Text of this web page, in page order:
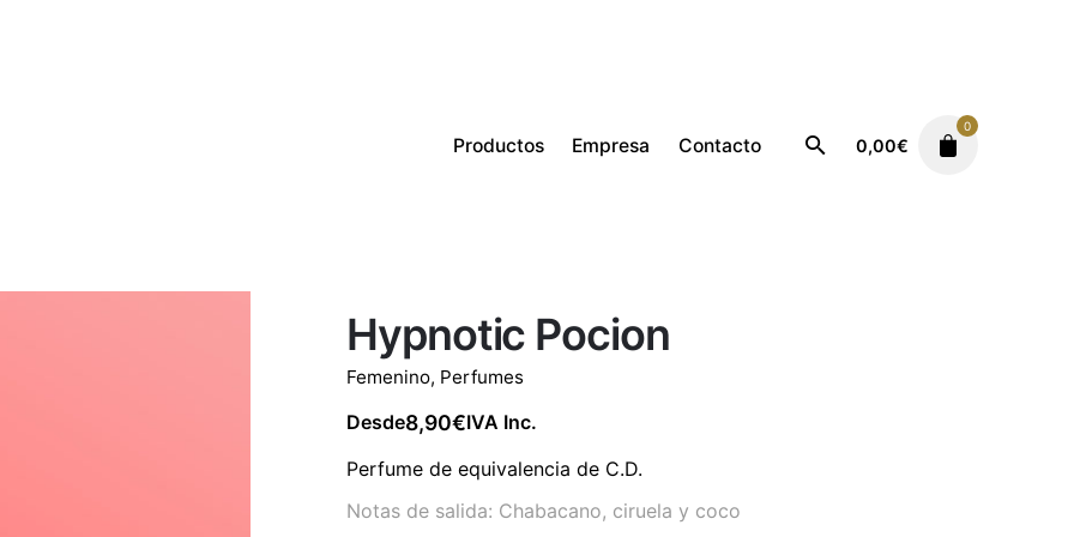
Productos Empresa Contacto 0,00€
0
Hypnotic Pocion
Femenino, Perfumes
Desde8,90€IVA Inc.
Perfume de equivalencia de C.D.
Notas de salida: Chabacano, ciruela y coco